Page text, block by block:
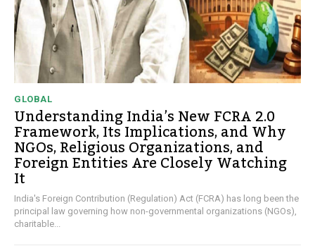
GLOBAL
Understanding India’s New FCRA 2.0
Framework, Its Implications, and Why
NGOs, Religious Organizations, and
Foreign Entities Are Closely Watching
It
India's Foreign Contribution (Regulation) Act (FCRA) has long been the
principal law governing how non-governmental organizations (NGOs),
charitable...